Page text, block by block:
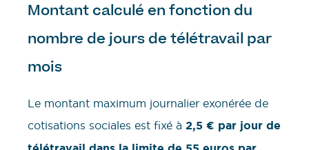
Montant calculé en fonction du
nombre de jours de télétravail par
mois
Le montant maximum journalier exonérée de
cotisations sociales est fixé à 2,5 € par jour de